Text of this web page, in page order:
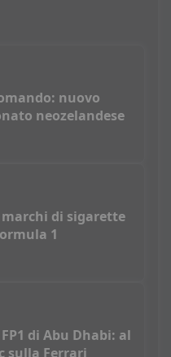
nuovo
neozelandese
di sigarette
1
di Abu Dhabi: al
sulla Ferrari